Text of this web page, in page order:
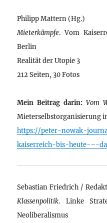
Philipp Mattern (Hg.)
Mieterkämpfe. Vom
Berlin
Realität der Utopie 3
212 Seiten, 30 Fotos
Mein Beitrag darin: Vom
Mieterselbstorganisierung
https://peter-nowak-
kaiserreich-bis-heute-–-
Sebastian Friedrich /
Klassenpolitik. Linke
Neoliberalismus